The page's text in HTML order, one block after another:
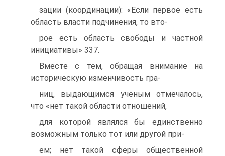
зации (координации): «Если первое есть
область власти подчинения, то вто-
рое есть область свободы и частной
инициативы» 337.
Вместе с тем, обращая внимание на
историческую изменчивость гра-
ниц, выдающимся ученым отмечалось,
что «нет такой области отношений,
для которой являлся бы единственно
возможным только тот или другой при-
ем; нет такой сферы общественной